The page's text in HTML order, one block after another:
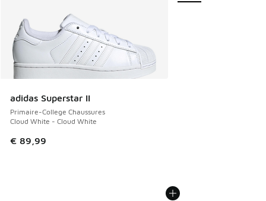
adidas Superstar II
Primaire-College Chaussures
Cloud White - Cloud White
€ 89,99